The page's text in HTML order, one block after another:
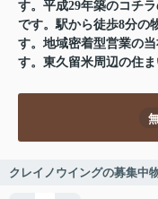
す。平成29年築のコチ
です。駅から徒歩8分の
す。地域密着型営業の
す。東久留米周辺の住
クレイノウイングの募集中